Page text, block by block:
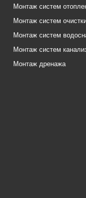
Монтаж систем
Монтаж систем
Монтаж систем
Монтаж систем
Монтаж дренажа